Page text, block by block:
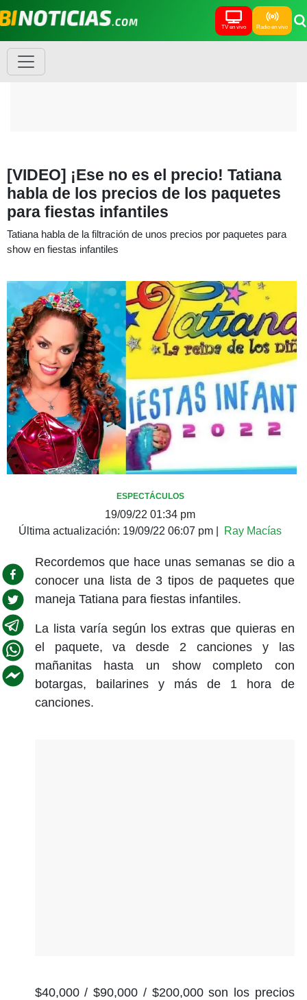
TV en vivo Radio en vivo
[VIDEO] ¡Ese no es el precio! Tatiana
habla de los precios de los paquetes
para fiestas infantiles
Tatiana habla de la filtración de unos precios por paquetes para
show en fiestas infantiles
ESPECTÁCULOS
19/09/22 01:34 pm
Última actualización: 19/09/22 06:07 pm Ray Macías
Recordemos que hace unas semanas se dio a
conocer una lista de 3 tipos de paquetes que
maneja Tatiana para fiestas infantiles.
La lista varía según los extras que quieras en
el paquete, va desde 2 canciones y las
mañanitas hasta un show completo con
botargas, bailarines y más de 1 hora de
canciones.
$40,000 / $90,000 / $200,000 son los precios